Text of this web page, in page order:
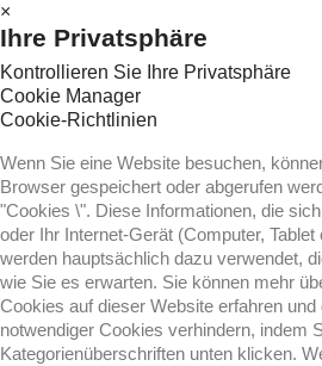
×
Ihre Privatsphäre
Kontrollieren Sie Ihre Privatsphäre
Cookie Manager
Cookie-Richtlinien
Wenn Sie eine Website besuchen,
Browser gespeichert oder abgerufen
"Cookies \". Diese Informationen, die
oder Ihr Internet-Gerät (Computer,
werden hauptsächlich dazu verwendet,
wie Sie es erwarten. Sie können mehr
Cookies auf dieser Website erfahren und
notwendiger Cookies verhindern, indem
Kategorienüberschriften unten klicken.